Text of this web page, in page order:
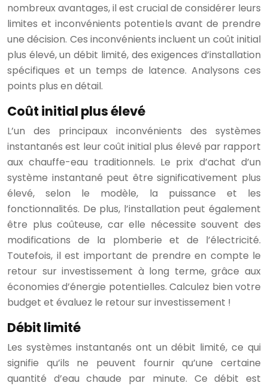
nombreux avantages, il est crucial de considérer leurs
limites et inconvénients potentiels avant de prendre
une décision. Ces inconvénients incluent un coût initial
plus élevé, un débit limité, des exigences d’installation
spécifiques et un temps de latence. Analysons ces
points plus en détail.
Coût initial plus élevé
L’un des principaux inconvénients des systèmes
instantanés est leur coût initial plus élevé par rapport
aux chauffe-eau traditionnels. Le prix d’achat d’un
système instantané peut être significativement plus
élevé, selon le modèle, la puissance et les
fonctionnalités. De plus, l’installation peut également
être plus coûteuse, car elle nécessite souvent des
modifications de la plomberie et de l’électricité.
Toutefois, il est important de prendre en compte le
retour sur investissement à long terme, grâce aux
économies d’énergie potentielles. Calculez bien votre
budget et évaluez le retour sur investissement !
Débit limité
Les systèmes instantanés ont un débit limité, ce qui
signifie qu’ils ne peuvent fournir qu’une certaine
quantité d’eau chaude par minute. Ce débit est